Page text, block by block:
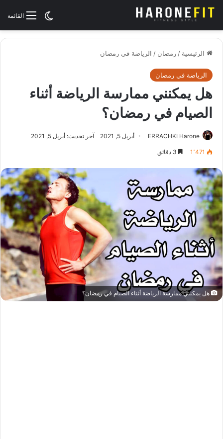
القائمةالوضع
الرئيسية / رمضان / الرياضة في رمضان
الرياضة في رمضان
هل يمكنني ممارسة الرياضة أثناء
الصيام في رمضان؟
ERRACHKI Harone أبريل 5, 2021 آخر تحديث: أبريل 5, 2021
1٬471
هل يمكنني ممارسة الرياضة أثناء الصيام في رمضان؟